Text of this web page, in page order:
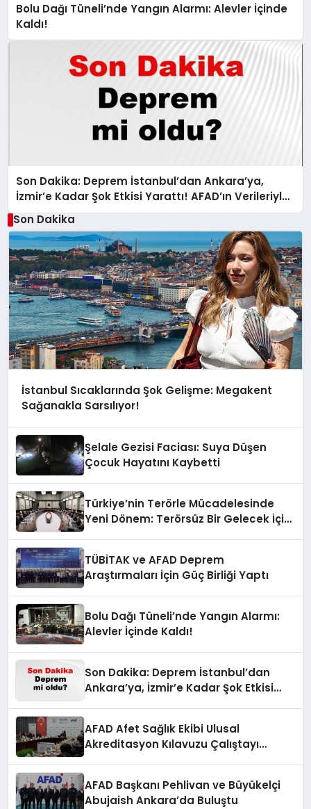
Bolu Dağı Tüneli’nde Yangın Alarmı: Alevler İçinde
Kaldı!
Son Dakika: Deprem İstanbul’dan Ankara’ya,
İzmir’e Kadar Şok Etkisi Yarattı! AFAD’ın Verileriyle
Sarsıcı Gelişmeler 6 Ağustos 2026
Son Dakika
İstanbul Sıcaklarında Şok Gelişme: Megakent
Sağanakla Sarsılıyor!
Şelale Gezisi Faciası: Suya Düşen
Çocuk Hayatını Kaybetti
Türkiye’nin Terörle Mücadelesinde
Yeni Dönem: Terörsüz Bir Gelecek İçin
TÜBİTAK ve AFAD Deprem
Araştırmaları İçin Güç Birliği Yaptı
Bolu Dağı Tüneli’nde Yangın Alarmı:
Alevler İçinde Kaldı!
Son Dakika: Deprem İstanbul’dan
Ankara’ya, İzmir’e Kadar Şok Etkisi
AFAD Afet Sağlık Ekibi Ulusal
Akreditasyon Kılavuzu Çalıştayı
AFAD Başkanı Pehlivan ve Büyükelçi
Abujaish Ankara’da Buluştu